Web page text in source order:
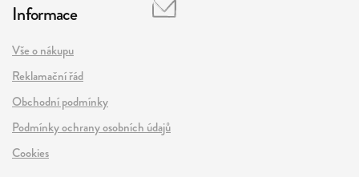
Informace
Vše o nákupu
Reklamační řád
Obchodní podmínky
Podmínky ochrany osobních údajů
Cookies